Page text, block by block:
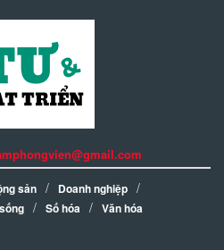
sản
Doanh nghiệp
Số hóa Văn hóa